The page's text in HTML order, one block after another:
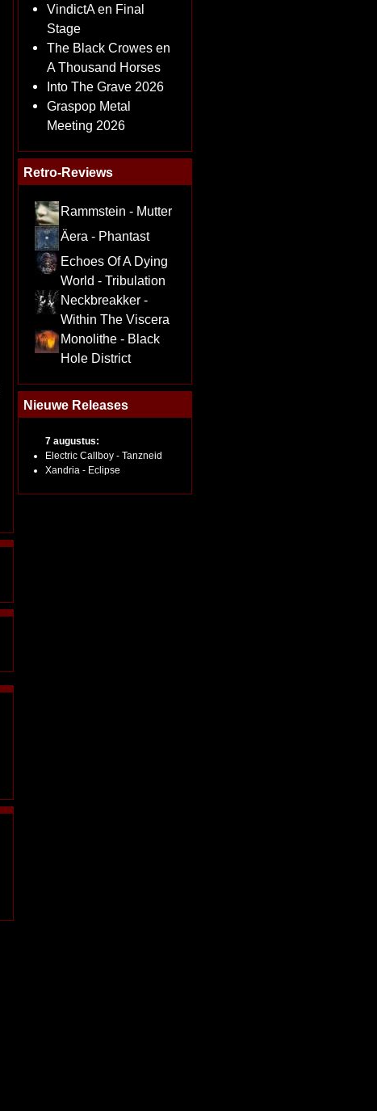
VindictA en Final
Stage
The Black Crowes en
A Thousand Horses
Into The Grave 2026
Graspop Metal
Meeting 2026
Retro-Reviews
Rammstein - Mutter
Äera - Phantast
Echoes Of A Dying
World - Tribulation
Neckbreakker -
Within The Viscera
Monolithe - Black
Hole District
Nieuwe Releases
7 augustus:
Electric Callboy - Tanzneid
Xandria - Eclipse